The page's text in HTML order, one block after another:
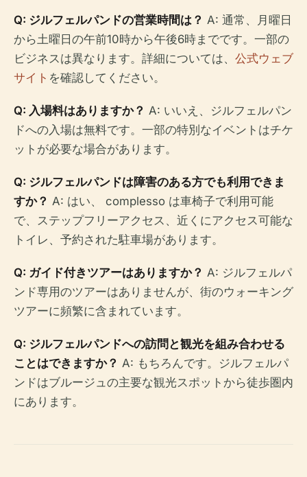
Q: ジルフェルパンドの営業時間は？ A: 通常、月曜日
から土曜日の午前10時から午後6時までです。一部の
ビジネスは異なります。詳細については、 公式ウェブ
サイト を確認してください。
Q: 入場料はありますか？ A: いいえ、ジルフェルパン
ドへの入場は無料です。一部の特別なイベントはチケ
ットが必要な場合があります。
Q: ジルフェルパンドは障害のある方でも利用できま
すか？ A: はい、 complesso は車椅子で利用可能
で、ステップフリーアクセス、近くにアクセス可能な
トイレ、予約された駐車場があります。
Q: ガイド付きツアーはありますか？ A: ジルフェルパ
ンド専用のツアーはありませんが、街のウォーキング
ツアーに頻繁に含まれています。
Q: ジルフェルパンドへの訪問と観光を組み合わせる
ことはできますか？ A: もちろんです。ジルフェルパ
ンドはブルージュの主要な観光スポットから徒歩圏内
にあります。